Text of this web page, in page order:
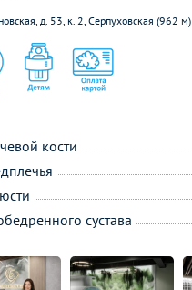
д. 53, к. 2, Серпуховская (962 м)
кости
сустава